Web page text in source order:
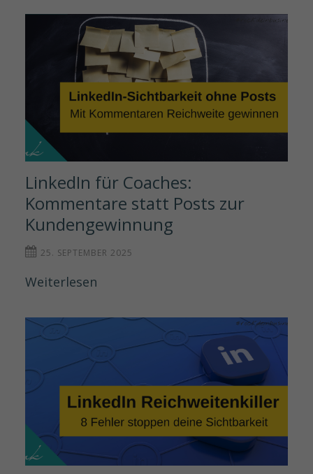
LinkedIn für Coaches:
Kommentare statt Posts zur
Kundengewinnung
25. SEPTEMBER 2025
Weiterlesen